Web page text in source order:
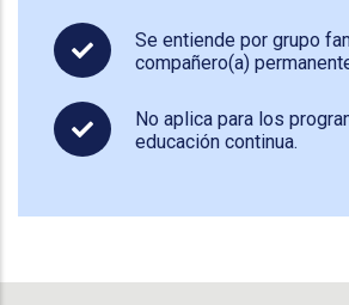
Se entiende por grupo
compañero(a)
No aplica para los
educación continua.